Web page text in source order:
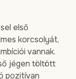
első
korcsolyát,
vannak.
jégen töltött
pozitívan